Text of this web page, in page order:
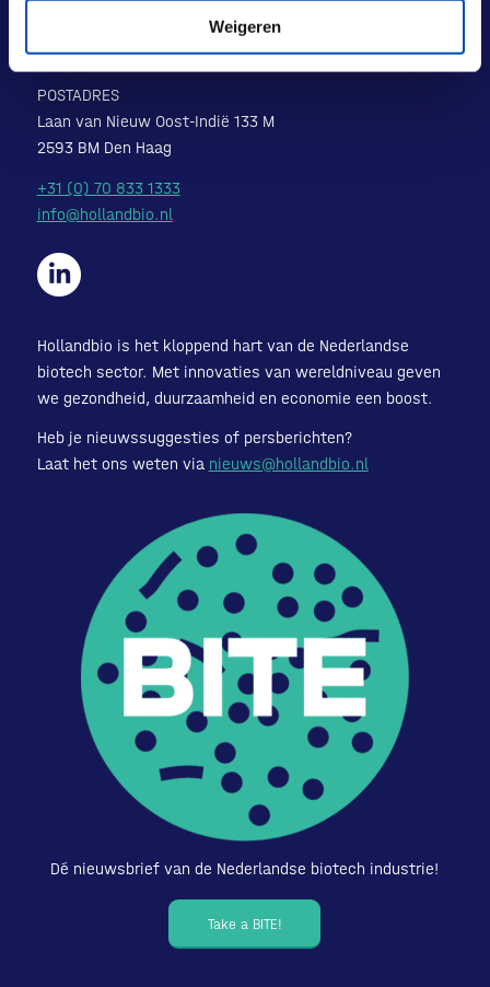
Weigeren
Laan van Nieuw Oost-Indië 131-133
2593 BM Den Haag
POSTADRES
Laan van Nieuw Oost-Indië 133 M
2593 BM Den Haag
+31 (0) 70 833 1333
info@hollandbio.nl
Hollandbio is het kloppend hart van de Nederlandse
biotech sector. Met innovaties van wereldniveau geven
we gezondheid, duurzaamheid en economie een boost.
Heb je nieuwssuggesties of persberichten?
Laat het ons weten via nieuws@hollandbio.nl
Dé nieuwsbrief van de Nederlandse biotech industrie!
Take a BITE!